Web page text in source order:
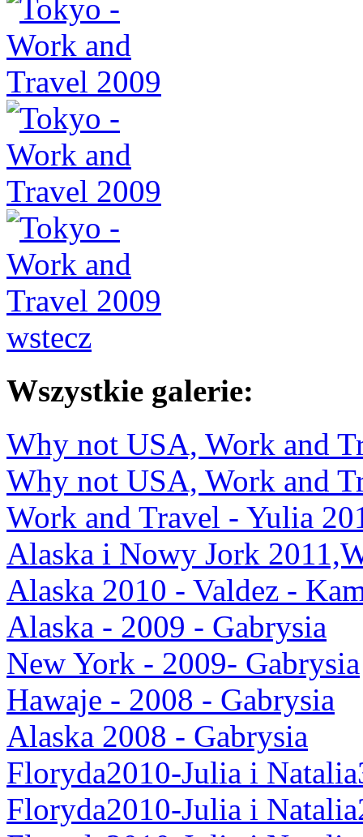
wstecz
Wszystkie galerie:
Why not USA, Work and
Why not USA, Work and
Work and Travel - Yulia
Alaska i Nowy Jork
Alaska 2010 - Valdez -
Alaska - 2009 - Gabrysia
New York - 2009- Gabrysia
Hawaje - 2008 - Gabrysia
Alaska 2008 - Gabrysia
Floryda2010-Julia i
Floryda2010-Julia i